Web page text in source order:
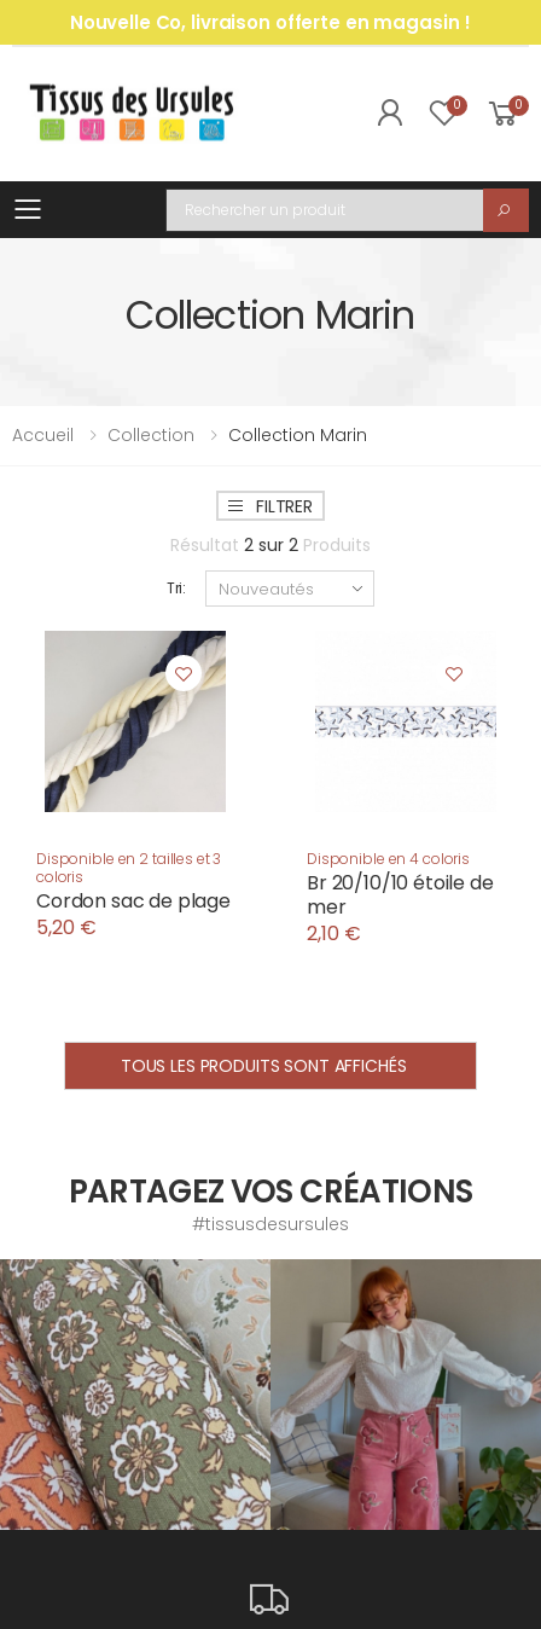
Nouvelle Co, livraison offerte en magasin !
0 0
Toggle mobile menu
Recherche
Collection Marin
Accueil Collection Collection Marin
FILTRER
Résultat 2 sur 2 Produits
Tri:
Disponible en 2 tailles et 3
coloris
Cordon sac de plage
5,20 €
Disponible en 4 coloris
Br 20/10/10 étoile de
mer
2,10 €
TOUS LES PRODUITS SONT AFFICHÉS
PARTAGEZ VOS CRÉATIONS
#tissusdesursules